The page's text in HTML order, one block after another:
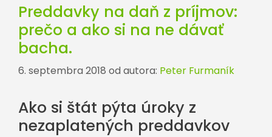
Preddavky na daň z príjmov:
prečo a ako si na ne dávať
bacha.
6. septembra 2018 od autora: Peter Furmaník
Ako si štát pýta úroky z
nezaplatených preddavkov